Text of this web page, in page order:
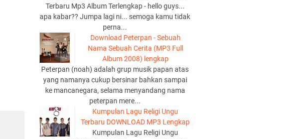
Terbaru Mp3 Album Terlengkap - hello guys...
apa kabar?? Jumpa lagi ni... semoga kamu tidak
perna...
Download Peterpan - Sebuah
Nama Sebuah Cerita (MP3 Full
Album 2008) lengkap
Peterpan (noah) adalah grup musik papan atas
yang namanya cukup bersinar bahkan sampai
ke mancanegara, selama menyandang nama
peterpan mere...
Kumpulan Lagu Religi Ungu
Terbaru DOWNLOAD MP3 Lengkap
Kumpulan Lagu Religi Ungu